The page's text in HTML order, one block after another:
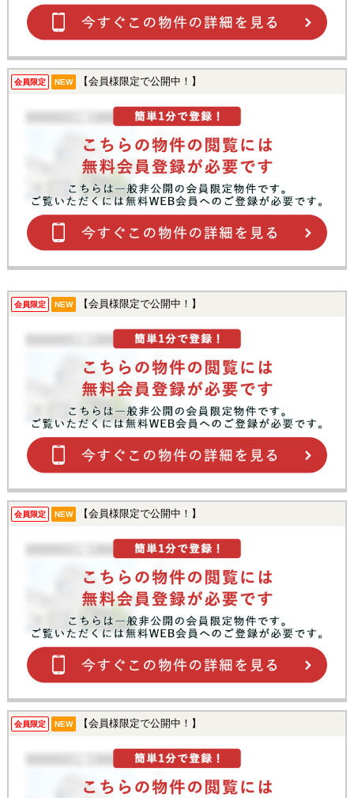
会員限定 NEW 【会員様限定で公開中！】
会員限定 NEW 【会員様限定で公開中！】
会員限定 NEW 【会員様限定で公開中！】
会員限定 NEW 【会員様限定で公開中！】